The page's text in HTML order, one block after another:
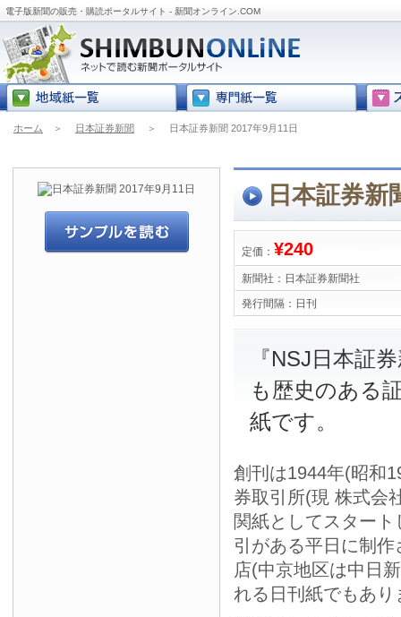
電子版新聞の販売・購読ポータルサイト - 新聞オンライン.COM
ホーム ＞ 日本証券新聞 ＞ 日本証券新聞 2017年9月11日
日本証券新
定価： ¥240
新聞社： 日本証券新聞社
発行間隔： 日刊
『NSJ日本証
も歴史のある
紙です。
創刊は1944年(昭和
券取引所(現 株式会
関紙としてスター
引がある平日に制
店(中京地区は中日
れる日刊紙でもあり